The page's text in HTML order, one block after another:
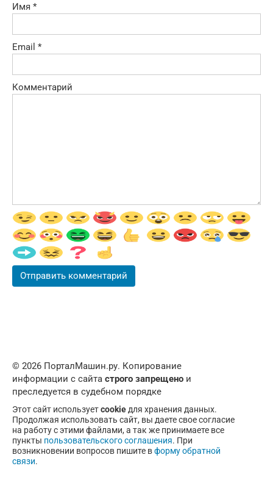
Имя *
Email *
Комментарий
© 2026 ПорталМашин.ру. Копирование
информации с сайта строго запрещено и
преследуется в судебном порядке
Этот сайт используетcookieдля хранения данных.
Продолжая использовать сайт, вы даете свое согласие
на работу с этими файлами, а так же принимаете все
пункты пользовательского соглашения. При
возникновении вопросов пишите вформу обратной
связи.